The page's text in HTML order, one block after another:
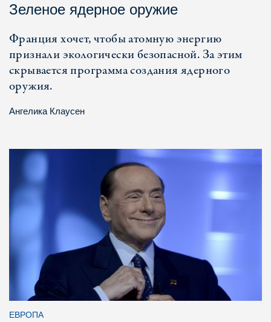
Зеленое ядерное оружие
Франция хочет, чтобы атомную энергию
признали экологически безопасной. За этим
скрывается программа создания ядерного
оружия.
Ангелика Клаусен
ЕВРОПА